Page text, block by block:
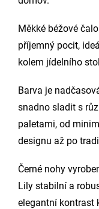
Měkké béžové
příjemný pocit,
kolem jídelního
Barva je
snadno sladit s
paletami, od
designu až po
Černé nohy
Lily stabilní a
elegantní kontrast